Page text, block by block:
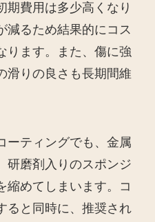
期費用は多少高くなり
減るため結果的にコス
ります。また、傷に強
滑りの良さも長期間維
ーティングでも、金属
研磨剤入りのスポンジ
縮めてしまいます。コ
ると同時に、推奨され